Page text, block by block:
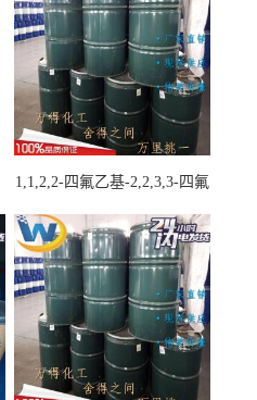
1,1,2,2-四氟乙基-2,2,3,3-四氟